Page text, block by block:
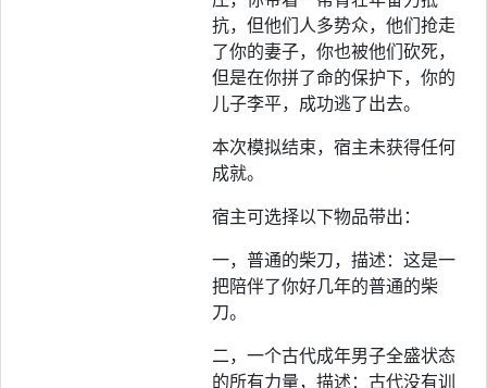
抗，但他们人多势众，他们抢走
了你的妻子，你也被他们砍死，
但是在你拼了命的保护下，你的
儿子李平，成功逃了出去。
本次模拟结束，宿主未获得任何
成就。
宿主可选择以下物品带出：
一，普通的柴刀，描述：这是一
把陪伴了你好几年的普通的柴
刀。
二，一个古代成年男子全盛状态
的所有力量，描述：古代没有训